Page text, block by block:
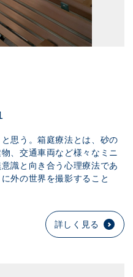
思う。箱庭療法とは、砂の
、交通車両など様々なミニ
識と向き合う心理療法であ
外の世界を撮影すること
詳しく見る